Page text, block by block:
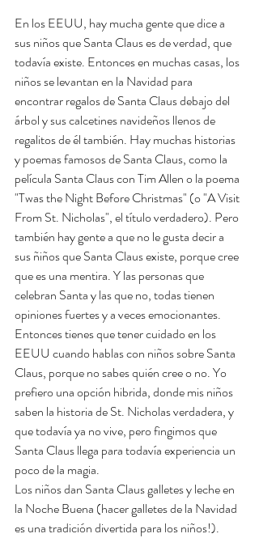
En los EEUU, hay mucha gente que dice a
sus niños que Santa Claus es de verdad, que
todavía existe. Entonces en muchas casas, los
niños se levantan en la Navidad para
encontrar regalos de Santa Claus debajo del
árbol y sus calcetines navideños llenos de
regalitos de él también. Hay muchas historias
y poemas famosos de Santa Claus, como la
película Santa Claus con Tim Allen o la poema
"Twas the Night Before Christmas" (o "A Visit
From St. Nicholas", el título verdadero). Pero
también hay gente a que no le gusta decir a
sus ñiños que Santa Claus existe, porque cree
que es una mentira. Y las personas que
celebran Santa y las que no, todas tienen
opiniones fuertes y a veces emocionantes.
Entonces tienes que tener cuidado en los
EEUU cuando hablas con niños sobre Santa
Claus, porque no sabes quién cree o no. Yo
prefiero una opción hibrida, donde mis niños
saben la historia de St. Nicholas verdadera, y
que todavía ya no vive, pero fingimos que
Santa Claus llega para todavía experiencia un
poco de la magia.
Los niños dan Santa Claus galletes y leche en
la Noche Buena (hacer galletes de la Navidad
es una tradición divertida para los niños!).